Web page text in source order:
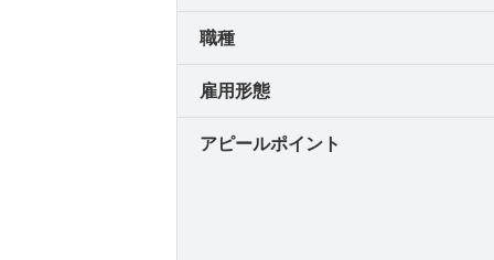
職種
雇用形態
アピールポイント